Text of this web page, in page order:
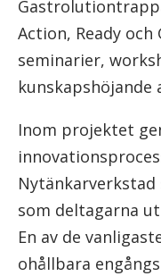
Action, Ready
seminarier,
Inom projektet
som deltagarna
En av de
ohållbara